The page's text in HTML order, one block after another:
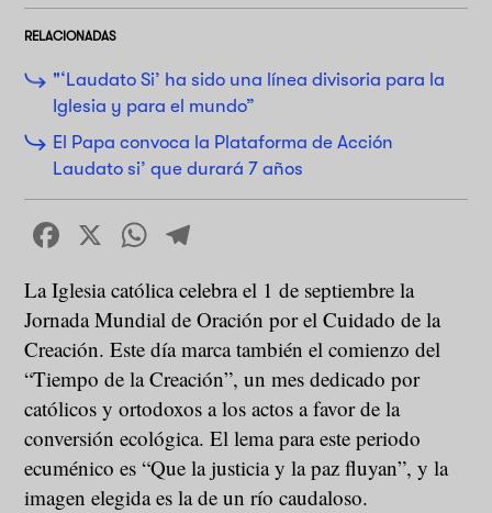
RELACIONADAS
"‘Laudato Si’ ha sido una línea divisoria para la
Iglesia y para el mundo”
El Papa convoca la Plataforma de Acción
Laudato si’ que durará 7 años
Facebook
X WhatsApp
La Iglesia católica celebra el 1 de septiembre la
Jornada Mundial de Oración por el Cuidado de la
Creación. Este día marca también el comienzo del
“Tiempo de la Creación”, un mes dedicado por
católicos y ortodoxos a los actos a favor de la
conversión ecológica. El lema para este periodo
ecuménico es “Que la justicia y la paz fluyan”, y la
imagen elegida es la de un río caudaloso.